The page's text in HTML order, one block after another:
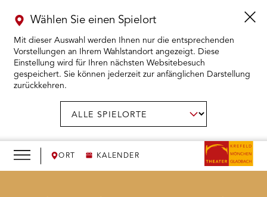
ORT KALENDER
Wählen Sie einen Spielort
Mit dieser Auswahl werden Ihnen nur die entsprechenden
Vorstellungen an Ihrem Wahlstandort angezeigt. Diese
Einstellung wird für Ihren nächsten Websitebesuch
gespeichert. Sie können jederzeit zur anfänglichen Darstellung
zurückkehren.
KARTENKAUF ÖFFNEN
WIR ÖFFNEN